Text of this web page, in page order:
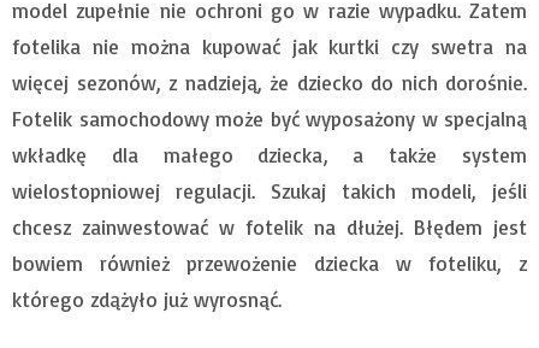
model zupełnie nie ochroni go w razie wypadku. Zatem
fotelika nie można kupować jak kurtki czy swetra na
więcej sezonów, z nadzieją, że dziecko do nich dorośnie.
Fotelik samochodowy może być wyposażony w specjalną
wkładkę dla małego dziecka, a także system
wielostopniowej regulacji. Szukaj takich modeli, jeśli
chcesz zainwestować w fotelik na dłużej. Błędem jest
bowiem również przewożenie dziecka w foteliku, z
którego zdążyło już wyrosnąć.